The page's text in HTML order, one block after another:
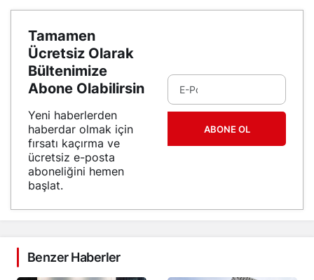
Tamamen
Ücretsiz Olarak
Bültenimize
Abone Olabilirsin
Yeni haberlerden
haberdar olmak için
fırsatı kaçırma ve
ücretsiz e-posta
aboneliğini hemen
başlat.
ABONE OL
Benzer Haberler